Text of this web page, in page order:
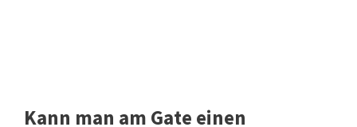
Kann man am Gate einen